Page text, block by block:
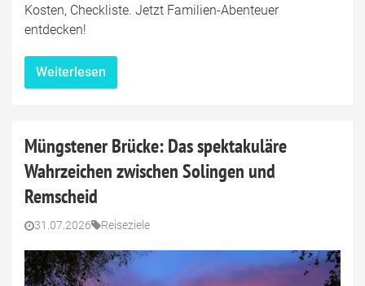
Kosten, Checkliste. Jetzt Familien-Abenteuer
entdecken!
Weiterlesen
Müngstener Brücke: Das spektakuläre
Wahrzeichen zwischen Solingen und
Remscheid
31.07.2026 Reiseziele